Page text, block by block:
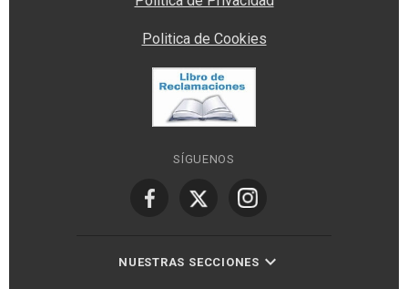
Politica de Cookies
SÍGUENOS
NUESTRAS SECCIONES